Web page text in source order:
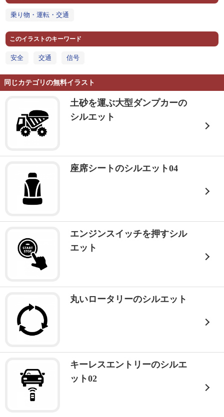
乗り物・運転・交通
このイラストのキーワード
安全 交通 信号
同じカテゴリの無料イラスト
土砂を運ぶ大型ダンプカーの
シルエット
座席シートのシルエット04
エンジンスイッチを押すシル
エット
丸いロータリーのシルエット
キーレスエントリーのシルエ
ット02